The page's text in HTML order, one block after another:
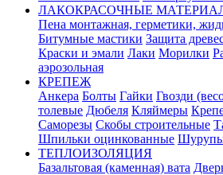
ЛАКОКРАСОЧНЫЕ
Пена монтажная, герметики,
Битумные мастики Защита
Краски и эмали Лаки Морилки
аэрозольная
КРЕПЕЖ
Анкера Болты Гайки Гвозди
толевые Дюбеля Кляймеры
Саморезы Скобы строительные
Шпильки оцинкованные
ТЕПЛОИЗОЛЯЦИЯ
Базальтовая (каменная) вата